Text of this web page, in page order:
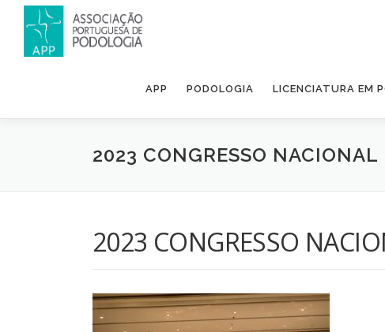
APP PODOLOGIA LICENCIATURA EM
2023 CONGRESSO
2023 CONGRESSO